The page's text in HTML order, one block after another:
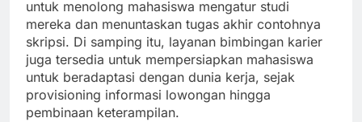
untuk menolong mahasiswa mengatur studi
mereka dan menuntaskan tugas akhir contohnya
skripsi. Di samping itu, layanan bimbingan karier
juga tersedia untuk mempersiapkan mahasiswa
untuk beradaptasi dengan dunia kerja, sejak
provisioning informasi lowongan hingga
pembinaan keterampilan.